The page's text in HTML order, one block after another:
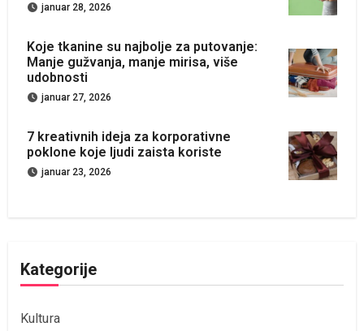
januar 28, 2026
Koje tkanine su najbolje za putovanje:
Manje gužvanja, manje mirisa, više
udobnosti
januar 27, 2026
7 kreativnih ideja za korporativne
poklone koje ljudi zaista koriste
januar 23, 2026
Kategorije
Kultura